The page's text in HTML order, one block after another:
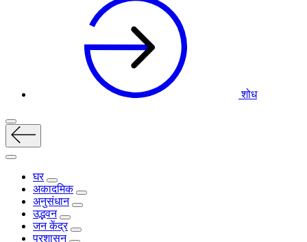
शोध
घर
अकादमिक
अनुसंधान
उद्भवन
जन केंद्र
प्रशासन